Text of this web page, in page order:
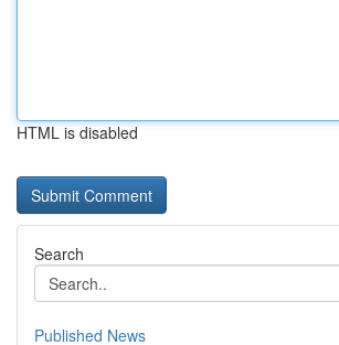
HTML is disabled
Search
Published News